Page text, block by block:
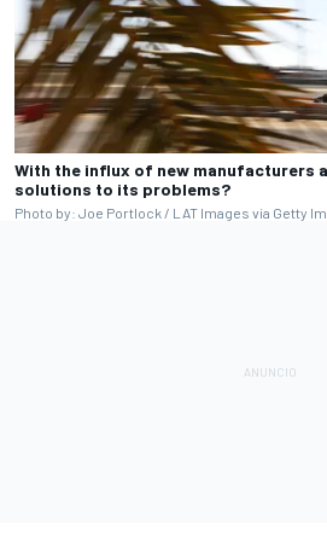
With the influx of new manufacturers
solutions to its problems?
Photo by: Joe Portlock / LAT Images via Getty